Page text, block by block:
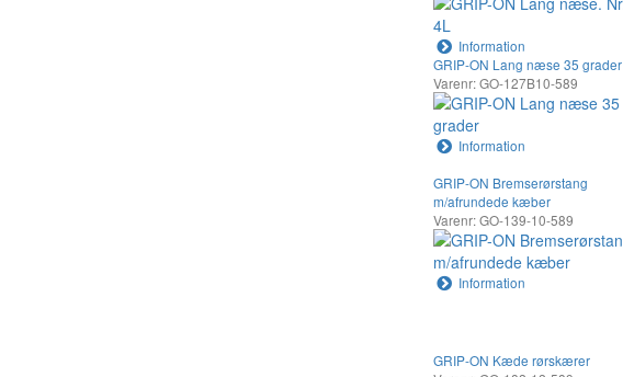
Information
GRIP-ON Lang næse 35 grader
Varenr: GO-127B10-589
Information
GRIP-ON Bremserørstang
m/afrundede kæber
Varenr: GO-139-10-589
Information
GRIP-ON Kæde rørskærer